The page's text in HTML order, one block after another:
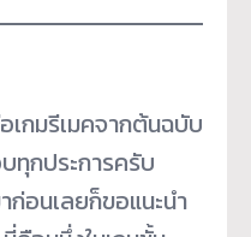
กมรีเมคจากต้นฉบับ
ทุกประการครับ
ก่อนเลยก็ขอแนะนำ